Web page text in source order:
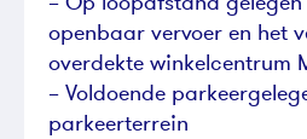
openbaar vervoer en het
overdekte winkelcentrum
– Voldoende
parkeerterrein